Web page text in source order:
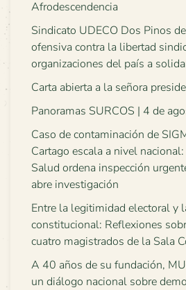
Afrodescendencia
Sindicato UDECO Dos Pinos
ofensiva contra la libertad
organizaciones del país a
Carta abierta a la señora
Panoramas SURCOS | 4 de
Caso de contaminación de
Cartago escala a nivel
Salud ordena inspección
abre investigación
Entre la legitimidad electoral y
constitucional: Reflexiones
cuatro magistrados de la Sala
A 40 años de su fundación,
un diálogo nacional sobre